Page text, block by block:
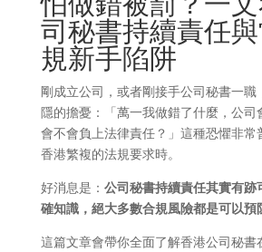
司秘書持續責任
規新手陷阱
剛成立公司，或者剛接手公司秘書一職
隱的擔憂：「萬一我做錯了什麼，公司
會不會負上法律責任？」這種恐懼非常
香港繁複的法規要求時。
好消息是： 公司秘書持續責任其實有跡
確知識，絕大多數合規風險都是可以預
這篇文章會帶你全面了解香港公司秘書